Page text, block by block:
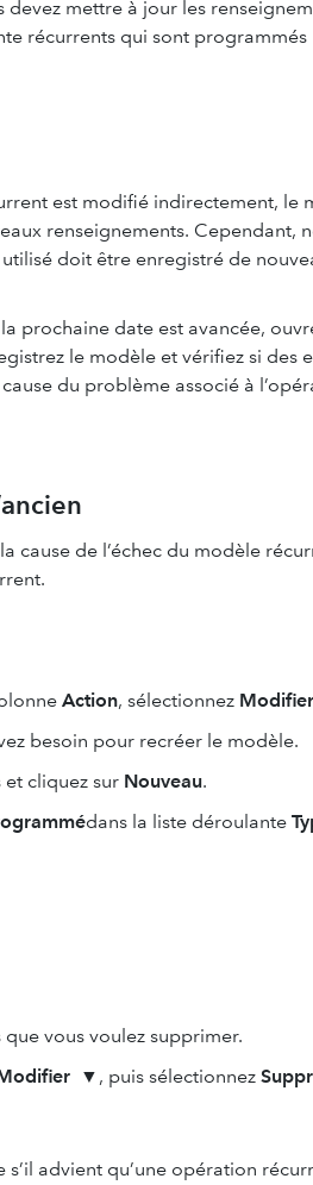
devez mettre à jour les
récurrents qui sont programmés
est modifié indirectement, le
renseignements. Cependant,
doit être enregistré de
prochaine date est avancée,
le modèle et vérifiez si des
du problème associé à
cause de l’échec du modèle
Action, sélectionnez Modifier
besoin pour recréer le modèle.
cliquez sur Nouveau.
dans la liste déroulante
vous voulez supprimer.
▼, puis sélectionnez
advient qu’une opération